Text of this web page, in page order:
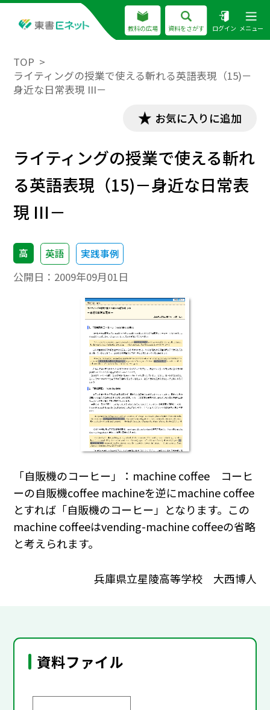
教科の広場 資料をさがす ログイン メニュー
TOP
ライティングの授業で使える斬れる英語表現（15)－
身近な日常表現 III－
お気に入りに追加
ライティングの授業で使える斬れ
る英語表現（15)－身近な日常表
現 III－
高 英語 実践事例
公開日： 2009年09月01日
「自販機のコーヒー」：machine coffee コーヒ
ーの自販機coffee machineを逆にmachine coffee
とすれば「自販機のコーヒー」となります。この
machine coffeeはvending-machine coffeeの省略
と考えられます。
兵庫県立星陵高等学校 大西博人
資料ファイル